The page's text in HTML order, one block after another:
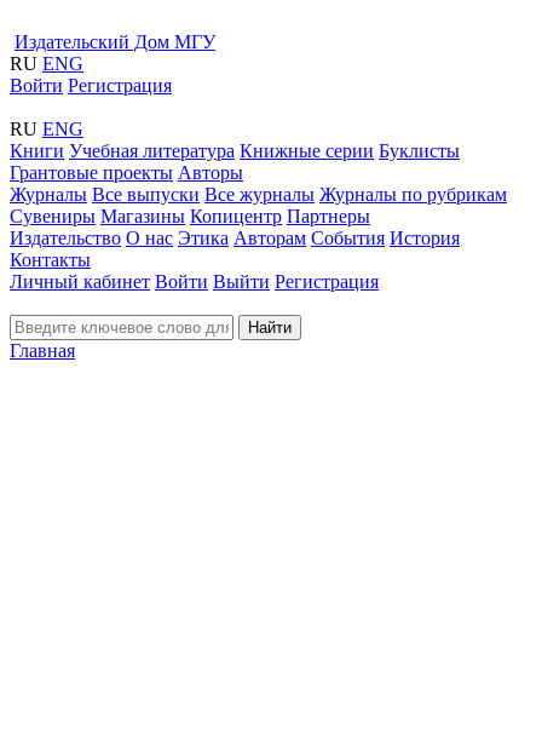
Издательский Дом МГУ
RU ENG
Войти Регистрация
RU ENG
Книги Учебная литература Книжные серии Буклисты
Грантовые проекты Авторы
Журналы Все выпуски Все журналы Журналы по рубрикам
Сувениры Магазины Копицентр Партнеры
Издательство О нас Этика Авторам События История
Контакты
Личный кабинет Войти Выйти Регистрация
Найти
Главная